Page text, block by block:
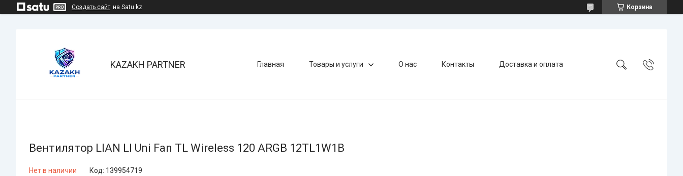
Создать сайт на Satu.kz Корзина
KAZAKH PARTNER Главная Товары и услуги О нас Контакты Доставка и оплата
Вентилятор LIAN LI Uni Fan TL Wireless 120 ARGB 12TL1W1B
Нет в наличии Код: 139954719